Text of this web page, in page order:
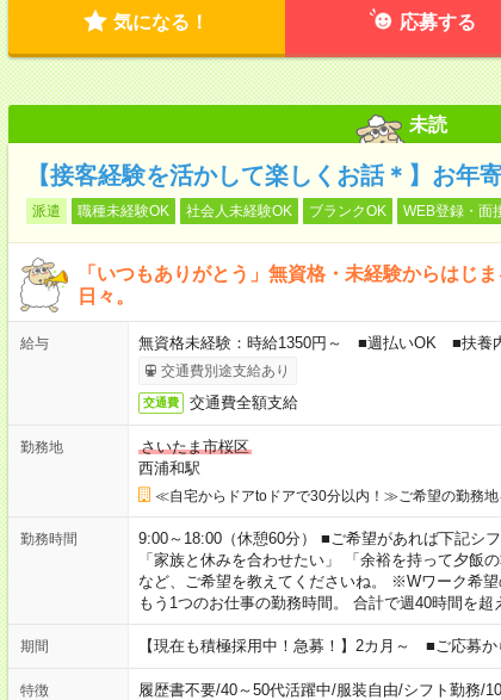
気になる！ 応募する
未読
【接客経験を活かして楽しくお話＊】お年
派遣 職種未経験OK 社会人未経験OK ブランクOK WEB登録・面
「いつもありがとう」無資格・未経験からはじ
日々。
給与 無資格未経験：時給1350円～ ■週払いOK ■扶養
交通費別途支給あり
交通費 交通費全額支給
勤務地
さいたま市桜区
西浦和駅
≪自宅からドアtoドアで30分以内！≫ご希望の勤務地
勤務時間
9:00～18:00（休憩60分） ■ご希望があれば下記シ
「家族と休みを合わせたい」 「余裕を持って夕飯
など、ご希望を教えてくださいね。 ※Wワーク希
もう1つのお仕事の勤務時間。 合計で週40時間を超
期間 【現在も積極採用中！急募！】2カ月～ ■ご応募
特徴 履歴書不要/40～50代活躍中/服装自由/シフト勤務/